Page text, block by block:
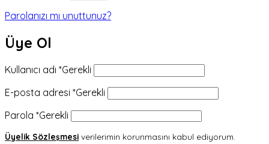
Parolanızı mı unuttunuz?
Üye Ol
Kullanıcı adı *Gerekli
E-posta adresi *Gerekli
Parola *Gerekli
Üyelik Sözleşmesi verilerimin korunmasını kabul ediyorum.